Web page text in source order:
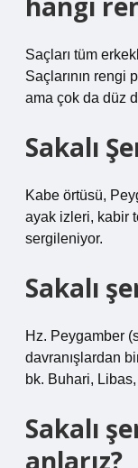
Saçları tüm
Saçlarının rengi
ama çok da düz
Sakalı
Kabe örtüsü,
ayak izleri, kabir
sergileniyor.
Sakalı
Hz. Peygamber
davranışlardan
bk. Buhari,
Sakalı
anlarız?